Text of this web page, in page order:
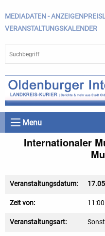
MEDIADATEN -
VERANSTALTUNGSKALENDER
Menu
Internationaler
Veranstaltungsdatum:
Zeit von:
Veranstaltungsart: